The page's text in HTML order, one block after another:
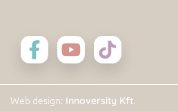
Web design: Innoversity Kft.